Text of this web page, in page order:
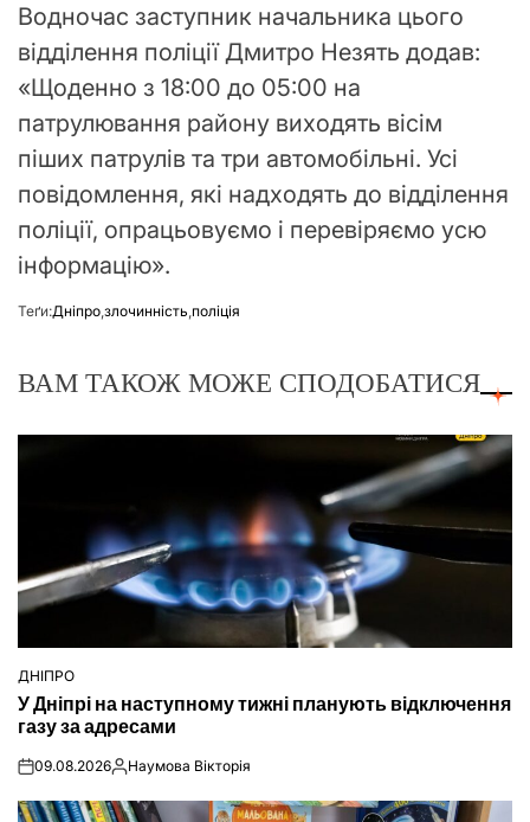
Водночас заступник начальника цього
відділення поліції Дмитро Незять додав:
«Щоденно з 18:00 до 05:00 на
патрулювання району виходять вісім
піших патрулів та три автомобільні. Усі
повідомлення, які надходять до відділення
поліції, опрацьовуємо і перевіряємо усю
інформацію».
Теґи:Дніпро злочинність поліція
ВАМ ТАКОЖ МОЖЕ СПОДОБАТИСЯ
ОПУБЛІКУВАТИ
У
ДНІПРО
У Дніпрі на наступному тижні планують відключення
газу за адресами
on09.08.2026Опубліковано
Наумова Вікторія